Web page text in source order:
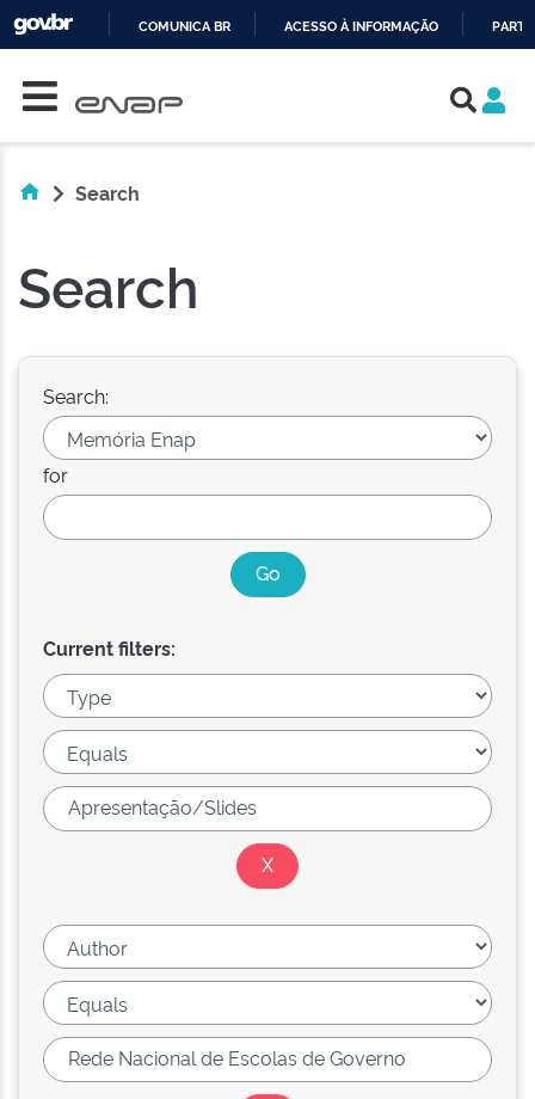
COMUNICA BR ACESSO À INFORMAÇÃO
Search
Search
Search:
for
Current filters: